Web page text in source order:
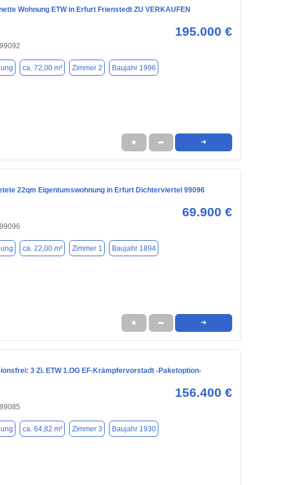
Wohnung ETW in Erfurt Frienstedt ZU VERKAUFEN
195.000 €
ca. 72,00 m² Zimmer 2 Baujahr 1996
★ ➦ ➜
22qm Eigentumswohnung in Erfurt Dichterviertel 99096
69.900 €
ca. 22,00 m² Zimmer 1 Baujahr 1894
★ ➦ ➜
3 Zi. ETW 1.OG EF-Krämpfervorstadt -Paketoption-
156.400 €
ca. 64,82 m² Zimmer 3 Baujahr 1930